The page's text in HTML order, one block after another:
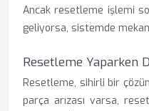
Ancak resetleme işlemi
geliyorsa, sistemde
Resetleme Yaparken
Resetleme, sihirli bir
parça arızası varsa,